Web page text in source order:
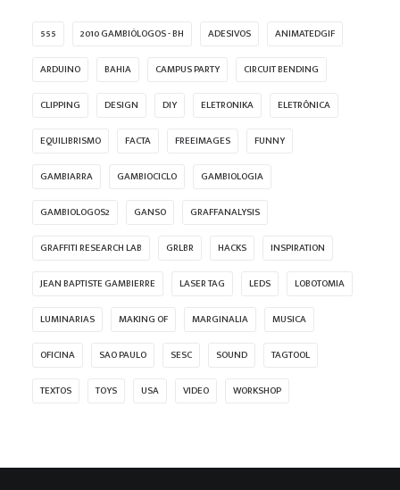
555 2010 GAMBIÓLOGOS - BH ADESIVOS ANIMATEDGIF
ARDUINO BAHIA CAMPUS PARTY CIRCUIT BENDING
CLIPPING DESIGN DIY ELETRONIKA ELETRÔNICA
EQUILIBRISMO FACTA FREEIMAGES FUNNY
GAMBIARRA GAMBIOCICLO GAMBIOLOGIA
GAMBIOLOGOS2 GANSO GRAFFANALYSIS
GRAFFITI RESEARCH LAB GRLBR HACKS INSPIRATION
JEAN BAPTISTE GAMBIERRE LASER TAG LEDS LOBOTOMIA
LUMINARIAS MAKING OF MARGINALIA MUSICA
OFICINA SAO PAULO SESC SOUND TAGTOOL
TEXTOS TOYS USA VIDEO WORKSHOP